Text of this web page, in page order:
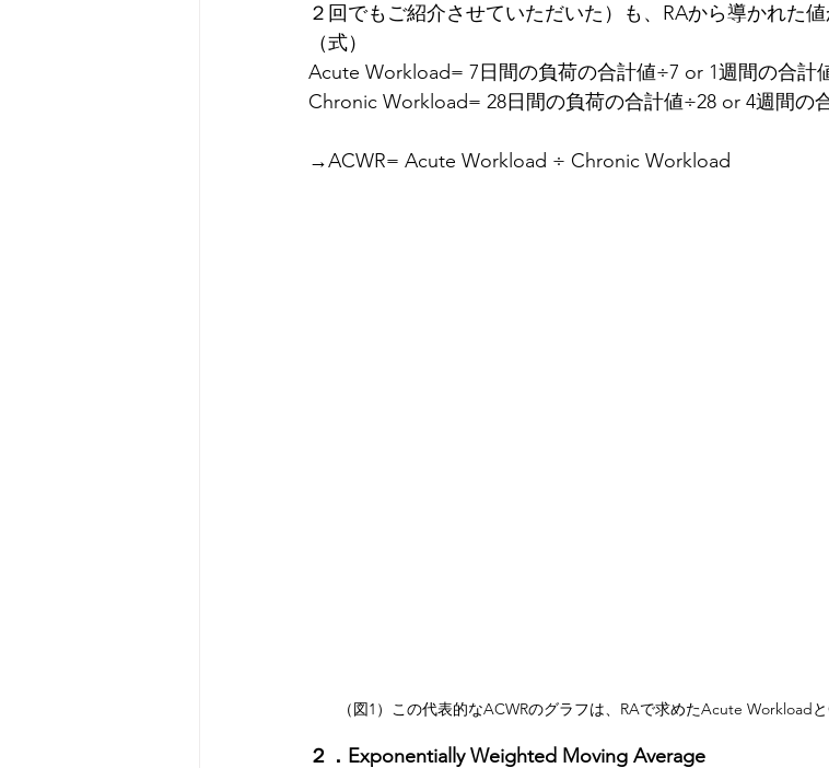
２回でもご紹介させていただいた）も、RAから導かれた値
（式）
Acute Workload= 7日間の負荷の合計値÷7 or 1週間の合計
Chronic Workload= 28日間の負荷の合計値÷28 or 4週間の
→ACWR= Acute Workload ÷ Chronic Workload
（図1）この代表的なACWRのグラフは、RAで求めたAcute Workload
２．Exponentially Weighted Moving Average